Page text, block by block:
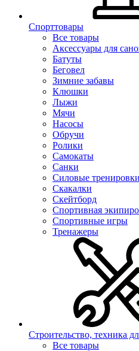
Спорттовары
Все товары
Аксессуары для
Батуты
Беговел
Зимние забавы
Клюшки
Лыжи
Мячи
Насосы
Обручи
Ролики
Самокаты
Санки
Силовые тренировки
Скакалки
Скейтборд
Спортивная
Спортивные игры
Тренажеры
Строительство, техника
Все товары